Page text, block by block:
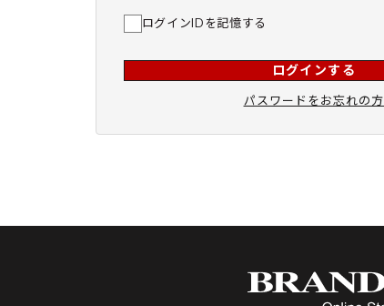
ログインIDを記憶する
ログインする
パスワードをお忘れの方